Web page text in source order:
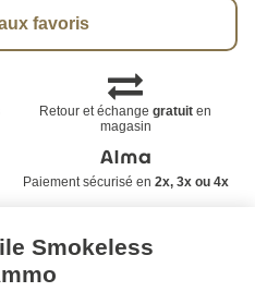
favoris
Retour et échangegratuit en
magasin
Paiement sécurisé en 2x, 3x ou 4x
Smokeless